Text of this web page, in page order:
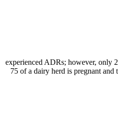
75 of a dairy herd is pregnant